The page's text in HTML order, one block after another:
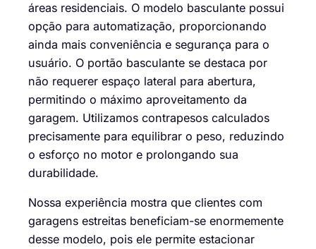
áreas residenciais. O modelo basculante possui
opção para automatização, proporcionando
ainda mais conveniência e segurança para o
usuário. O portão basculante se destaca por
não requerer espaço lateral para abertura,
permitindo o máximo aproveitamento da
garagem. Utilizamos contrapesos calculados
precisamente para equilibrar o peso, reduzindo
o esforço no motor e prolongando sua
durabilidade.
Nossa experiência mostra que clientes com
garagens estreitas beneficiam-se enormemente
desse modelo, pois ele permite estacionar